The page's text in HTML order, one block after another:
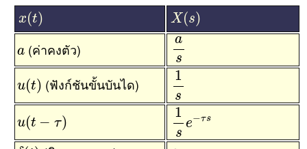
x(t)
x(t) X (s)
X(s)
a
a(ค่าคงตัว)
a
s
as
u(t)
u(t) (ฟังก์ชันขั้นบันได) 1
s
1s
u(t − τ)
u(t− 1
s
e−τs
1se−τs